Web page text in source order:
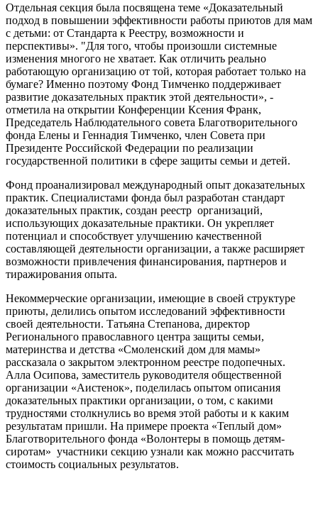
Отдельная секция была посвящена теме «Доказательный
подход в повышении эффективности работы приютов для мам
с детьми: от Стандарта к Реестру, возможности и
перспективы». "Для того, чтобы произошли системные
изменения многого не хватает. Как отличить реально
работающую организацию от той, которая работает только на
бумаге? Именно поэтому Фонд Тимченко поддерживает
развитие доказательных практик этой деятельности», -
отметила на открытии Конференции Ксения Франк,
Председатель Наблюдательного совета Благотворительного
фонда Елены и Геннадия Тимченко, член Совета при
Президенте Российской Федерации по реализации
государственной политики в сфере защиты семьи и детей.
Фонд проанализировал международный опыт доказательных
практик. Специалистами фонда был разработан стандарт
доказательных практик, создан реестр организаций,
использующих доказательные практики. Он укрепляет
потенциал и способствует улучшению качественной
составляющей деятельности организации, а также расширяет
возможности привлечения финансирования, партнеров и
тиражирования опыта.
Некоммерческие организации, имеющие в своей структуре
приюты, делились опытом исследований эффективности
своей деятельности. Татьяна Степанова, директор
Регионального православного центра защиты семьи,
материнства и детства «Смоленский дом для мамы»
рассказала о закрытом электронном реестре подопечных.
Алла Осипова, заместитель руководителя общественной
организации «Аистенок», поделилась опытом описания
доказательных практики организации, о том, с какими
трудностями столкнулись во время этой работы и к каким
результатам пришли. На примере проекта «Теплый дом»
Благотворительного фонда «Волонтеры в помощь детям-
сиротам» участники секцию узнали как можно рассчитать
стоимость социальных результатов.